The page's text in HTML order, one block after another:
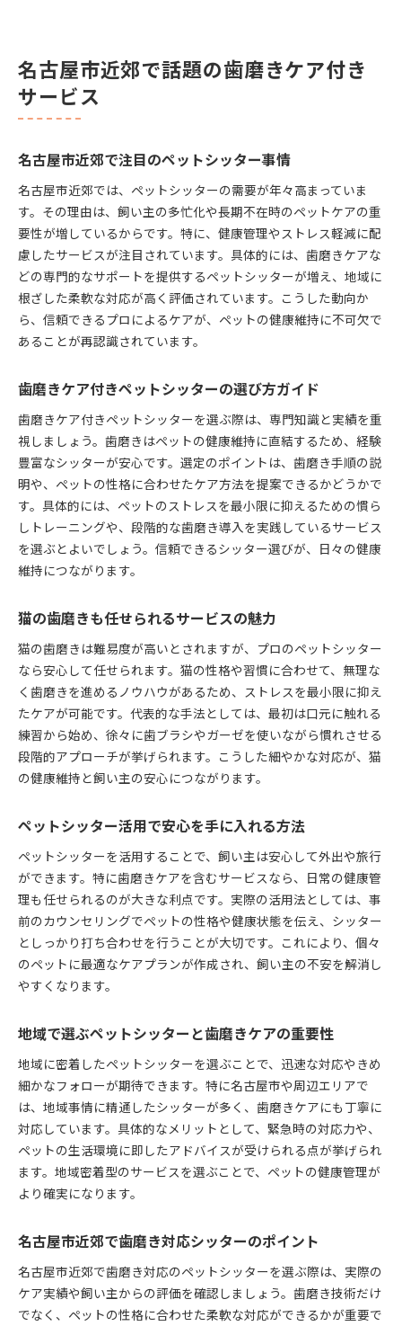
名古屋市近郊で話題の歯磨きケア付き
サービス
名古屋市近郊で注目のペットシッター事情
名古屋市近郊では、ペットシッターの需要が年々高まっていま
す。その理由は、飼い主の多忙化や長期不在時のペットケアの重
要性が増しているからです。特に、健康管理やストレス軽減に配
慮したサービスが注目されています。具体的には、歯磨きケアな
どの専門的なサポートを提供するペットシッターが増え、地域に
根ざした柔軟な対応が高く評価されています。こうした動向か
ら、信頼できるプロによるケアが、ペットの健康維持に不可欠で
あることが再認識されています。
歯磨きケア付きペットシッターの選び方ガイド
歯磨きケア付きペットシッターを選ぶ際は、専門知識と実績を重
視しましょう。歯磨きはペットの健康維持に直結するため、経験
豊富なシッターが安心です。選定のポイントは、歯磨き手順の説
明や、ペットの性格に合わせたケア方法を提案できるかどうかで
す。具体的には、ペットのストレスを最小限に抑えるための慣ら
しトレーニングや、段階的な歯磨き導入を実践しているサービス
を選ぶとよいでしょう。信頼できるシッター選びが、日々の健康
維持につながります。
猫の歯磨きも任せられるサービスの魅力
猫の歯磨きは難易度が高いとされますが、プロのペットシッター
なら安心して任せられます。猫の性格や習慣に合わせて、無理な
く歯磨きを進めるノウハウがあるため、ストレスを最小限に抑え
たケアが可能です。代表的な手法としては、最初は口元に触れる
練習から始め、徐々に歯ブラシやガーゼを使いながら慣れさせる
段階的アプローチが挙げられます。こうした細やかな対応が、猫
の健康維持と飼い主の安心につながります。
ペットシッター活用で安心を手に入れる方法
ペットシッターを活用することで、飼い主は安心して外出や旅行
ができます。特に歯磨きケアを含むサービスなら、日常の健康管
理も任せられるのが大きな利点です。実際の活用法としては、事
前のカウンセリングでペットの性格や健康状態を伝え、シッター
としっかり打ち合わせを行うことが大切です。これにより、個々
のペットに最適なケアプランが作成され、飼い主の不安を解消し
やすくなります。
地域で選ぶペットシッターと歯磨きケアの重要性
地域に密着したペットシッターを選ぶことで、迅速な対応やきめ
細かなフォローが期待できます。特に名古屋市や周辺エリアで
は、地域事情に精通したシッターが多く、歯磨きケアにも丁寧に
対応しています。具体的なメリットとして、緊急時の対応力や、
ペットの生活環境に即したアドバイスが受けられる点が挙げられ
ます。地域密着型のサービスを選ぶことで、ペットの健康管理が
より確実になります。
名古屋市近郊で歯磨き対応シッターのポイント
名古屋市近郊で歯磨き対応のペットシッターを選ぶ際は、実際の
ケア実績や飼い主からの評価を確認しましょう。歯磨き技術だけ
でなく、ペットの性格に合わせた柔軟な対応ができるかが重要で